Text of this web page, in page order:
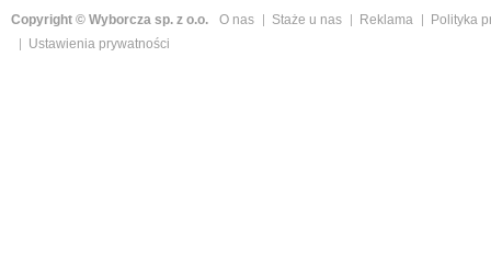
Copyright © Wyborcza sp. z o.o. O nas Staże u nas Reklama
Polityka
Ustawienia prywatności